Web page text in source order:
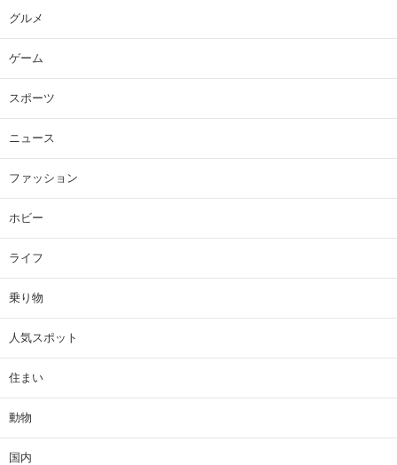
グルメ
ゲーム
スポーツ
ニュース
ファッション
ホビー
ライフ
乗り物
人気スポット
住まい
動物
国内